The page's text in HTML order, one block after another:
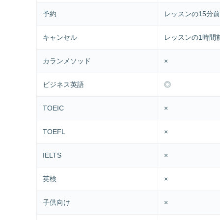
予約 レッスンの15分
キャンセル レッスンの1時間
カランメソッド ×
ビジネス英語 ◎
TOEIC ×
TOEFL ×
IELTS ×
英検 ×
子供向け ×